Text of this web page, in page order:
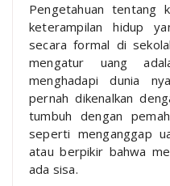
Pengetahuan tentang
keterampilan hidup
secara formal di
mengatur uang
menghadapi dunia
pernah dikenalkan
tumbuh dengan
seperti menganggap
atau berpikir bahwa
ada sisa.